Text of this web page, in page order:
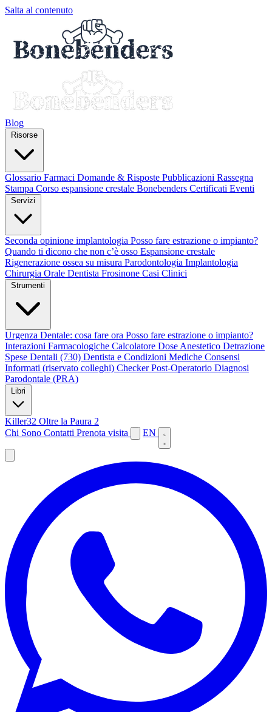
Salta al contenuto
Blog
Glossario Farmaci Domande & Risposte Pubblicazioni Rassegna
Stampa Corso espansione crestale Bonebenders Certificati Eventi
Seconda opinione implantologia Posso fare estrazione o impianto?
Quando ti dicono che non c’è osso Espansione crestale
Rigenerazione ossea su misura Parodontologia Implantologia
Chirurgia Orale Dentista Frosinone Casi Clinici
Urgenza Dentale: cosa fare ora Posso fare estrazione o impianto?
Interazioni Farmacologiche Calcolatore Dose Anestetico Detrazione
Spese Dentali (730) Dentista e Condizioni Mediche Consensi
Informati (riservato colleghi) Checker Post-Operatorio Diagnosi
Parodontale (PRA)
Killer32 Oltre la Paura 2
Chi Sono Contatti Prenota visita EN